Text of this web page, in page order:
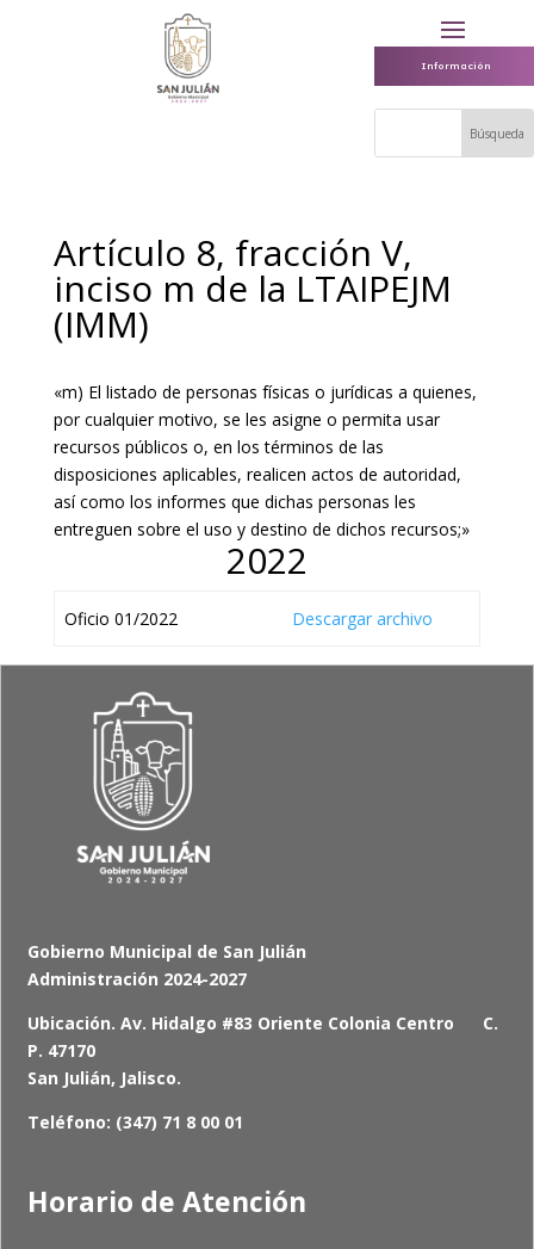
Información
Artículo 8, fracción V,
inciso m de la LTAIPEJM
(IMM)
«m) El listado de personas físicas o jurídicas a quienes,
por cualquier motivo, se les asigne o permita usar
recursos públicos o, en los términos de las
disposiciones aplicables, realicen actos de autoridad,
así como los informes que dichas personas les
entreguen sobre el uso y destino de dichos recursos;»
2022
Oficio 01/2022 Descargar archivo
Gobierno Municipal de San Julián
Administración 2024-2027
Ubicación. Av. Hidalgo #83 Oriente Colonia Centro C.
P. 47170
San Julián, Jalisco.
Teléfono: (347) 71 8 00 01
Horario de Atención